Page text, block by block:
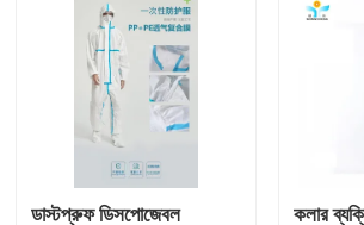
নিষ্পত্তিযোগ্য প্রতিরক্ষামূলক পরিধান
নিষ্পত্তিযোগ্য সুরক্ষা স্যুট
ডিসপোজেবল প্রতিরক্ষামূলক সামগ্রিক rall
ডাস্টপ্রুফ ডিসপোজেবল কলার